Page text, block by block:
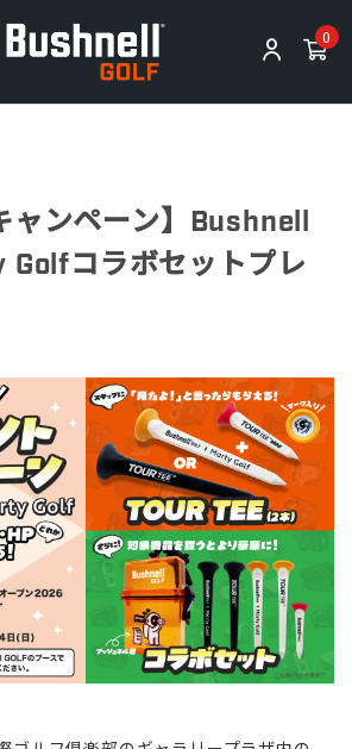
0
ャンペーン】Bushnell
Golfコラボセットプレ